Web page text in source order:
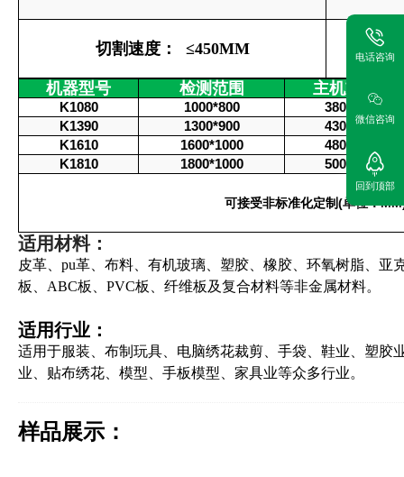
切割速度： ≤450MM
机器型号 检测范围 主机重量
K1080 1000*800
380KG
K1390
1300*900
430KG
K1610
1600*1000
480KG
K1810
1800*1000 500KG
可接受非标准化定制(单位：
适用材料：
皮革、pu革、布料、有机玻璃、塑胶、橡胶、环氧树脂、亚
板、ABC板、PVC板、纤维板及复合材料等非金属材料。
适用行业：
适用于服装、布制玩具、电脑绣花裁剪、手袋、鞋业、塑胶
业、贴布绣花、模型、手板模型、家具业等众多行业。
样品展示：
电话咨询
微信咨询
回到顶部